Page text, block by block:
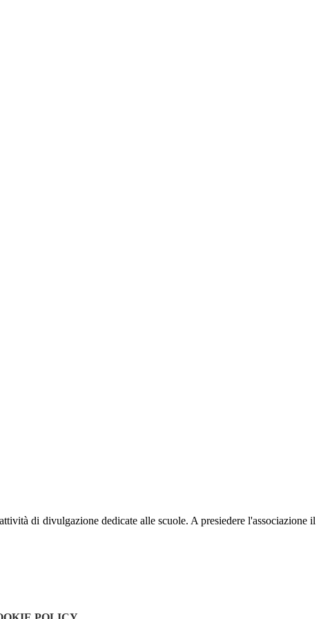
di divulgazione dedicate alle scuole. A presiedere l'associazione il